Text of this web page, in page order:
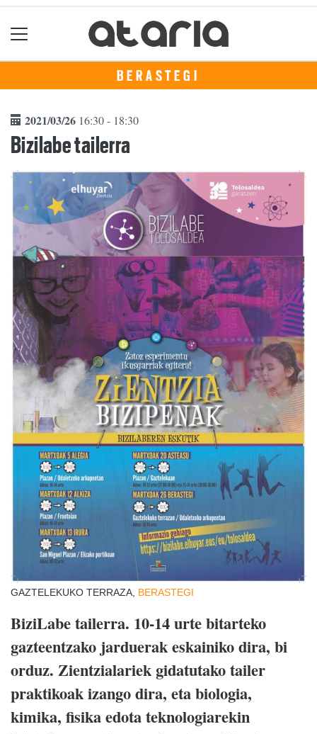
BERASTEGI
2021/03/26 16:30 - 18:30
Bizilabe tailerra
GAZTELEKUKO TERRAZA, BERASTEGI
BiziLabe tailerra. 10-14 urte bitarteko
gazteentzako jarduerak eskainiko dira, bi
orduz. Zientzialariek gidatutako tailer
praktikoak izango dira, eta biologia,
kimika, fisika edota teknologiarekin